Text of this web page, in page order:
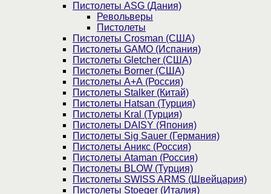
Пистолеты ASG (Дания)
Револьверы
Пистолеты
Пистолеты Crosman (США)
Пистолеты GAMO (Испания)
Пистолеты Gletcher (США)
Пистолеты Borner (США)
Пистолеты А+А (Россия)
Пистолеты Stalker (Китай)
Пистолеты Hatsan (Турция)
Пистолеты Kral (Турция)
Пистолеты DAISY (Япония)
Пистолеты Sig Sauer (Германия)
Пистолеты Аникс (Россия)
Пистолеты Ataman (Россия)
Пистолеты BLOW (Турция)
Пистолеты SWISS ARMS (Швейцария)
Пистолеты Stoeger (Италия)